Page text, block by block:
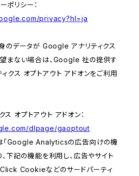
ポリシー：
privacy?hl=ja
のデータが Google アナリティクス
まない場合は、Google 社の提供す
クス オプトアウト アドオンをご利用
オプトアウト アドオン：
dlpage/gaoptout
は「Google Analyticsの広告向けの機
、下記の機能を利用し、広告やサイト
Cookieなどのサードパーティ